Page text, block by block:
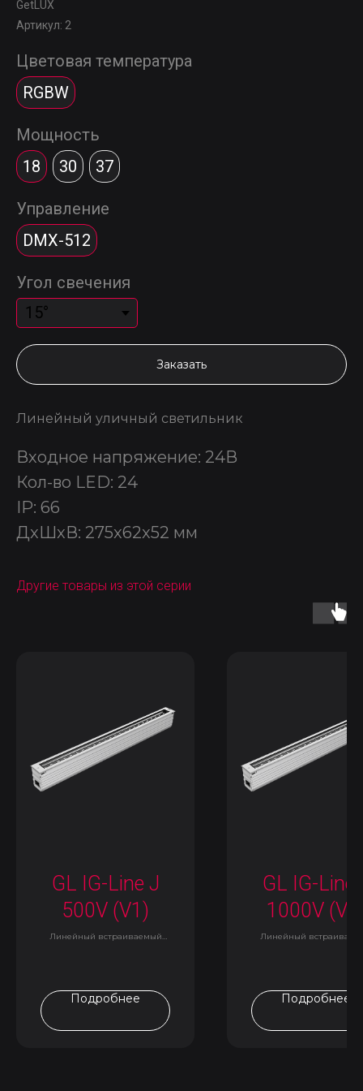
GetLUX
Артикул: 2
Цветовая температура
RGBW
Мощность
18
30 37
Управление
DMX-512
Угол свечения
Заказать
Линейный уличный светильник
Входное напряжение: 24В
Кол-во LED: 24
IP: 66
ДxШxВ: 275x62x52 мм
Другие товары из этой серии
GL IG-Line J
500V (V1)
Линейный встраиваемый
Подробнее
GL IG-Line
1000V
Линейный
Подробнее